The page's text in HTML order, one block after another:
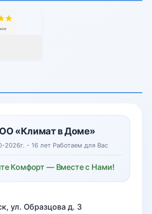
«Климат в Доме»
2026г. - 16 лет Работаем для Вас
Комфорт — Вместе с Нами!
ул. Образцова д. 3